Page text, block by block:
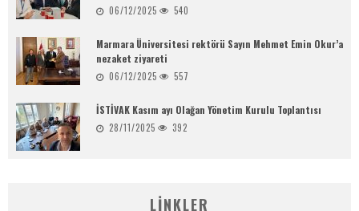
06/12/2025 540
Marmara Üniversitesi rektörü Sayın Mehmet Emin Okur’a
nezaket ziyareti
06/12/2025 557
İSTİVAK Kasım ayı Olağan Yönetim Kurulu Toplantısı
28/11/2025 392
LINKLER